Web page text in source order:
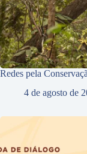
Redes pela
4 de agosto de